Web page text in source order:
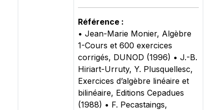
Référence :
• Jean-Marie Monier, Algèbre
1-Cours et 600 exercices
corrigés, DUNOD (1996) • J.-B.
Hiriart-Urruty, Y. Plusquellesc,
Exercices d’algèbre linéaire et
bilinéaire, Editions Cepadues
(1988) • F. Pecastaings,